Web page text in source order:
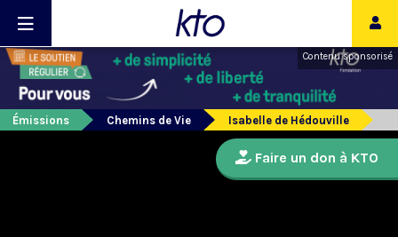
Contenu sponsorisé
Émissions Chemins de Vie Isabelle de Hédouville
Faire un don à KTO